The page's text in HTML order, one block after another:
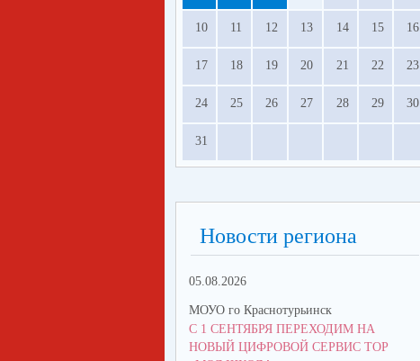
10 11 12 13 14 15 16
17 18 19 20 21 22 23
24 25 26 27 28 29 30
31
Новости региона
05.08.2026
МОУО го Краснотурьинск
С 1 СЕНТЯБРЯ ПЕРЕХОДИМ НА
НОВЫЙ ЦИФРОВОЙ СЕРВИС ТОР